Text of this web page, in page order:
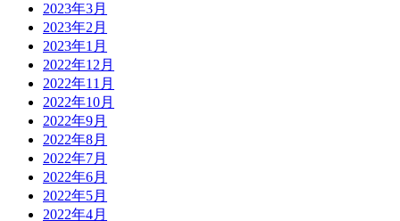
2023年3月
2023年2月
2023年1月
2022年12月
2022年11月
2022年10月
2022年9月
2022年8月
2022年7月
2022年6月
2022年5月
2022年4月